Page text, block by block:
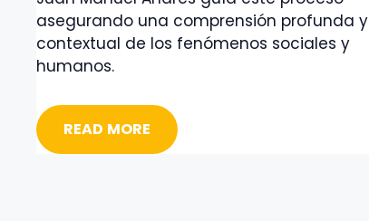
asegurando una comprensión profunda y
contextual de los fenómenos sociales y
humanos.
READ MORE